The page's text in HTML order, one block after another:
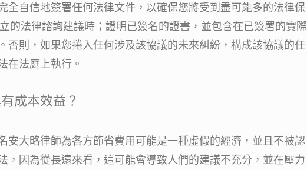
全自信地簽署任何法律文件，以確保您將受到盡可能多的法律保
的法律諮詢建議時；證明已簽名的證書，並包含在已簽署的實際
否則，如果您捲入任何涉及該協議的未來糾紛，構成該協議的任
在法庭上執行。
成本效益？
安大略律師為各方節省費用可能是一種虛假的經濟，並且不被認
，因為從長遠來看，這可能會導致人們的建議不充分，並在壓力